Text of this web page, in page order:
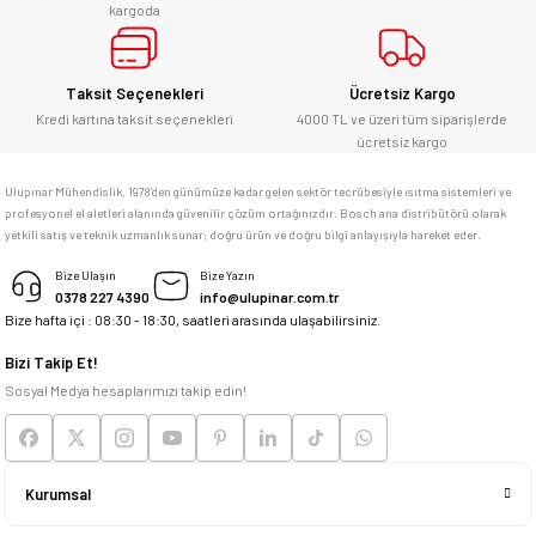
E... Ü... | 10/06/2026
Bosch marka alet alacaksam kesinlikle
adresim Ulupınar.com.tr
memnun kaldım
Deneyimini Paylaş
kargoda
Taksit Seçenekleri
Kredi kartına taksit seçenekleri
Ücretsiz Kargo
4000 TL ve üzeri tüm siparişlerde
ücretsiz kargo
Ulupınar Mühendislik, 1978'den günümüze kadar gelen sektör tecrübesiyle ısıtma sistemleri ve
profesyonel el aletleri alanında güvenilir çözüm ortağınızdır. Bosch ana distribütörü olarak
yetkili satış ve teknik uzmanlık sunar; doğru ürün ve doğru bilgi anlayışıyla hareket eder.
Bize Ulaşın
0378 227 4390
Bize Yazın
info@ulupinar.com.tr
Bize hafta içi : 08:30 - 18:30, saatleri arasında ulaşabilirsiniz.
Bizi Takip Et!
Sosyal Medya hesaplarımızı takip edin!
Kurumsal